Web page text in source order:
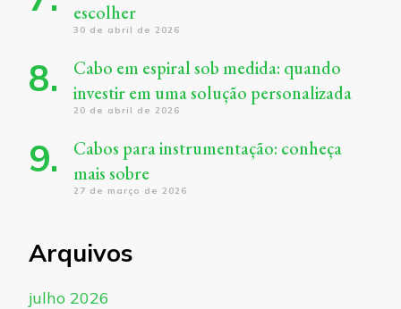
escolher
30 de abril de 2026
Cabo em espiral sob medida: quando
investir em uma solução personalizada
20 de abril de 2026
Cabos para instrumentação: conheça
mais sobre
27 de março de 2026
Arquivos
julho 2026